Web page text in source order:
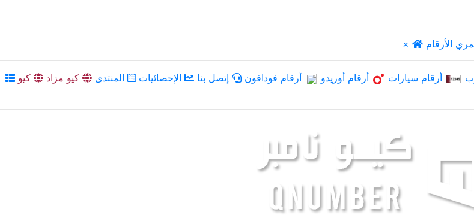
× الأرقام
أرقام سيارات أرقام أوريدو أرقام فودافون إتصل بنا الإحصائيات المنتدى كيو مزاد
كيو